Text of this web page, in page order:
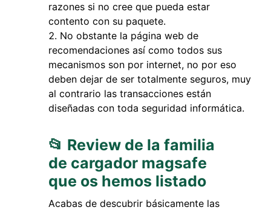
razones si no cree que pueda estar
contento con su paquete.
No obstante la página web de
recomendaciones así como todos sus
mecanismos son por internet, no por eso
deben dejar de ser totalmente seguros, muy
al contrario las transacciones están
diseñadas con toda seguridad informática.
📂 Review de la familia
de cargador magsafe
que os hemos listado
Acabas de descubrir básicamente las